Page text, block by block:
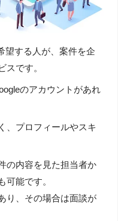
望する人が、案件を企
スです。
のアカウントがあれ
、プロフィールやスキ
の内容を見た担当者か
可能です。
り、その場合は面談が